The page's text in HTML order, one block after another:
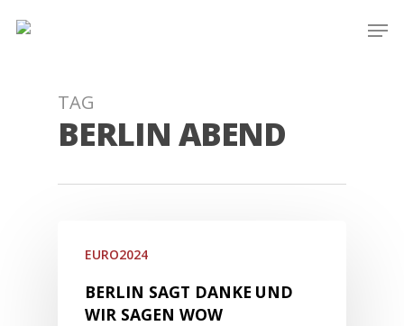
TAG
BERLIN ABEND
EURO2024
BERLIN SAGT DANKE UND
WIR SAGEN WOW